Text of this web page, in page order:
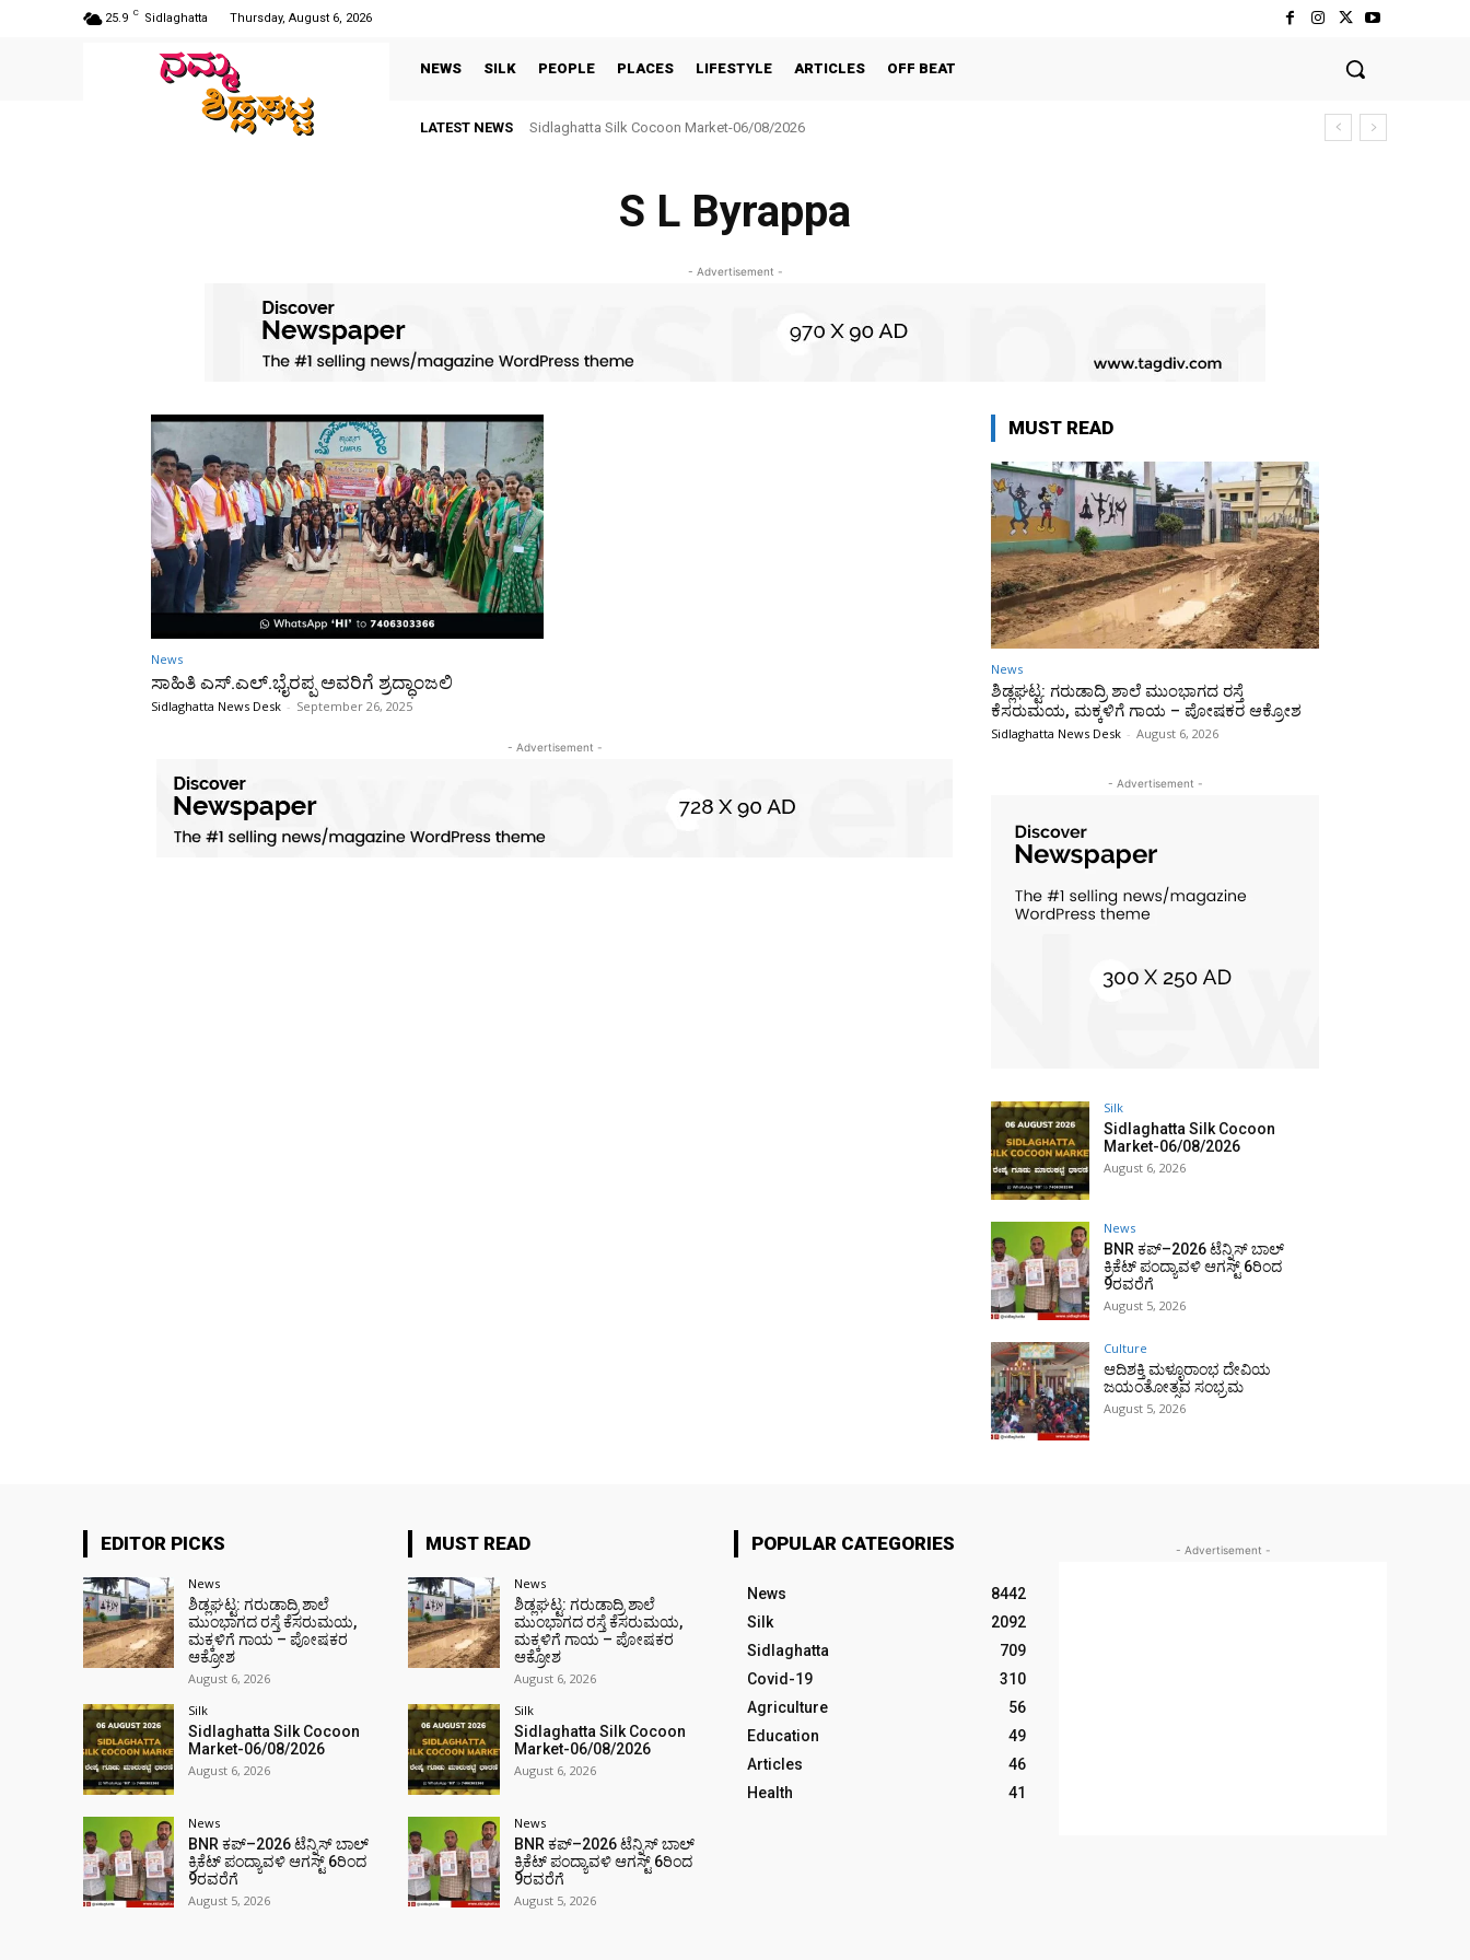
25.9 C Sidlaghatta Thursday, August 6, 2026
NEWS SILK PEOPLE PLACES LIFESTYLE ARTICLES OFF BEAT
LATEST NEWS Sidlaghatta Silk Cocoon Market-06/08/2026
S L Byrappa
- Advertisement -
News
ಸಾಹಿತಿ ಎಸ್.ಎಲ್.ಭೈರಪ್ಪ ಅವರಿಗೆ ಶ್ರದ್ಧಾಂಜಲಿ
Sidlaghatta News Desk - September 26, 2025
- Advertisement -
MUST READ
News
ಶಿಡ್ಲಘಟ್ಟ: ಗರುಡಾದ್ರಿ ಶಾಲೆ ಮುಂಭಾಗದ ರಸ್ತೆ
ಕೆಸರುಮಯ, ಮಕ್ಕಳಿಗೆ ಗಾಯ – ಪೋಷಕರ ಆಕ್ರೋಶ
Sidlaghatta News Desk - August 6, 2026
- Advertisement -
Silk
Sidlaghatta Silk Cocoon
Market-06/08/2026
August 6, 2026
News
BNR ಕಪ್–2026 ಟೆನ್ನಿಸ್ ಬಾಲ್
ಕ್ರಿಕೆಟ್ ಪಂದ್ಯಾವಳಿ ಆಗಸ್ಟ್ 6ರಿಂದ
9ರವರೆಗೆ
August 5, 2026
Culture
ಆದಿಶಕ್ತಿ ಮಳ್ಳೂರಾಂಭ ದೇವಿಯ
ಜಯಂತೋತ್ಸವ ಸಂಭ್ರಮ
August 5, 2026
EDITOR PICKS
News
ಶಿಡ್ಲಘಟ್ಟ: ಗರುಡಾದ್ರಿ ಶಾಲೆ
ಮುಂಭಾಗದ ರಸ್ತೆ ಕೆಸರುಮಯ,
ಮಕ್ಕಳಿಗೆ ಗಾಯ – ಪೋಷಕರ
ಆಕ್ರೋಶ
August 6, 2026
Silk
Sidlaghatta Silk Cocoon
Market-06/08/2026
August 6, 2026
News
BNR ಕಪ್–2026 ಟೆನ್ನಿಸ್ ಬಾಲ್
ಕ್ರಿಕೆಟ್ ಪಂದ್ಯಾವಳಿ ಆಗಸ್ಟ್ 6ರಿಂದ
9ರವರೆಗೆ
August 5, 2026
MUST READ
News
ಶಿಡ್ಲಘಟ್ಟ: ಗರುಡಾದ್ರಿ ಶಾಲೆ
ಮುಂಭಾಗದ ರಸ್ತೆ ಕೆಸರುಮಯ,
ಮಕ್ಕಳಿಗೆ ಗಾಯ – ಪೋಷಕರ
ಆಕ್ರೋಶ
August 6, 2026
Silk
Sidlaghatta Silk Cocoon
Market-06/08/2026
August 6, 2026
News
BNR ಕಪ್–2026 ಟೆನ್ನಿಸ್ ಬಾಲ್
ಕ್ರಿಕೆಟ್ ಪಂದ್ಯಾವಳಿ ಆಗಸ್ಟ್ 6ರಿಂದ
9ರವರೆಗೆ
August 5, 2026
POPULAR CATEGORIES
News
8442
Silk
2092
Sidlaghatta
709
Covid-19
310
Agriculture
56
Education
49
Articles
46
Health
41
- Advertisement -